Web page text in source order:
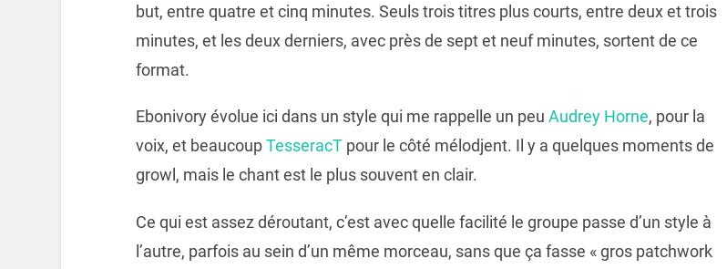
but, entre quatre et cinq minutes. Seuls trois titres plus courts, entre deux et trois
minutes, et les deux derniers, avec près de sept et neuf minutes, sortent de ce
format.
Ebonivory évolue ici dans un style qui me rappelle un peu Audrey Horne, pour la
voix, et beaucoupTesseracTpour le côté mélodjent. Il y a quelques moments de
growl, mais le chant est le plus souvent en clair.
Ce qui est assez déroutant, c’est avec quelle facilité le groupe passe d’un style à
l’autre, parfois au sein d’un même morceau, sans que ça fasse « gros patchwork